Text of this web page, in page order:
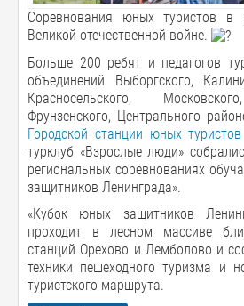
Соревнования юных туристов
Великой отечественной войне.
Больше 200 ребят и педагогов
объединений Выборгского,
Красносельского,
Фрунзенского, Центрального
Городской станции юных
турклуб «Взрослые люди»
региональных соревнованиях
защитников Ленинграда».
«Кубок юных защитников
проходит в лесном массиве
станций Орехово и Лемболово и
техники пешеходного туризма и
туристского маршрута.